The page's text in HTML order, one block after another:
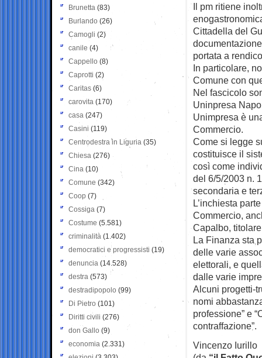
Il pm ritiene
Cittadella del
portata a
In particolare,
Comune con
Nel fascicolo
Uninpresa
Unimpresa è
Commercio.
Come si legge
costituisce il
così come
del 6/5/2003 n.
secondaria e
L’inchiesta
Commercio,
Capalbo,
La Finanza sta
delle varie
elettorali, e
dalle varie
Alcuni progetti-
nomi
professione” e
contraffazione”.
Vincenzo Iurillo
Brunetta (83)
Burlando (26)
Camogli (2)
canile (4)
Cappello (8)
Caprotti (2)
Caritas (6)
carovita (170)
casa (247)
Casini (119)
Centrodestra in Liguria (35)
Chiesa (276)
Cina (10)
Comune (342)
Coop (7)
Cossiga (7)
Costume (5.581)
criminalità (1.402)
democratici e progressisti (19)
denuncia (14.528)
destra (573)
destradipopolo (99)
Di Pietro (101)
Diritti civili (276)
don Gallo (9)
economia (2.331)